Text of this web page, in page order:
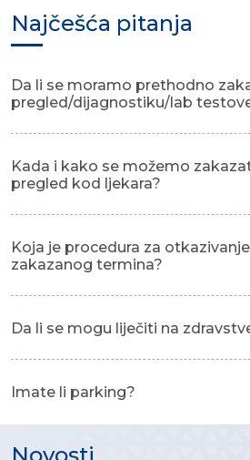
Najčešća pitanja
Da li se moramo prethodno
pregled/dijagnostiku/lab
Kada i kako se možemo
pregled kod ljekara?
Koja je procedura za
zakazanog termina?
Da li se mogu liječiti na
Imate li parking?